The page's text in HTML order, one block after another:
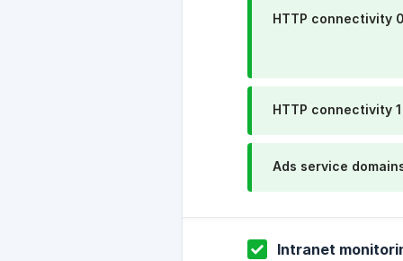
HTTP connectivity 0
HTTP connectivity 1
Ads service
Intranet